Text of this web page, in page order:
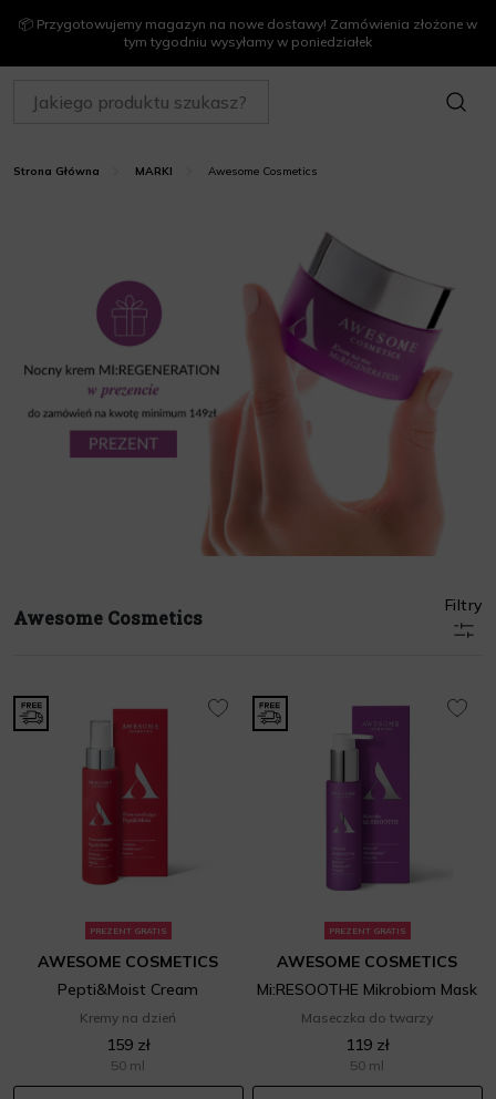
📦 Przygotowujemy magazyn na nowe dostawy! Zamówienia złożone w
tym tygodniu wysyłamy w poniedziałek
SZUKAJ
Strona Główna MARKI Awesome Cosmetics
Awesome Cosmetics
Filtry
PREZENT GRATIS
AWESOME COSMETICS
Pepti&Moist Cream
Kremy na dzień
159 zł
50 ml
PREZENT GRATIS
AWESOME COSMETICS
Mi:RESOOTHE Mikrobiom Mask
Maseczka do twarzy
119 zł
50 ml